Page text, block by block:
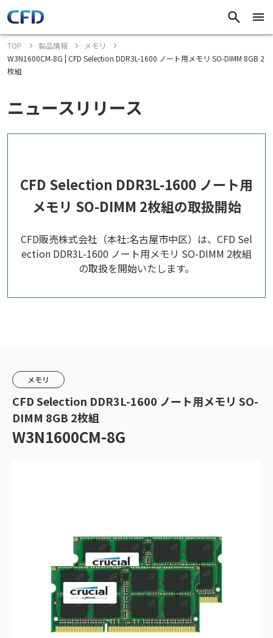
TOP 製品情報
メモリ
W3N1600CM-8G | CFD Selection DDR3L-1600 ノート用メモリ SO-DIMM 8GB 2
枚組
ニュースリリース
CFD Selection DDR3L-1600 ノート用
メモリ SO-DIMM 2枚組の取扱開始
CFD販売株式会社（本社:名古屋市中区）は、CFD Sel
ection DDR3L-1600 ノート用メモリ SO-DIMM 2枚組
の取扱を開始いたします。
メモリ
CFD Selection DDR3L-1600 ノート用メモリ SO-
DIMM 8GB 2枚組
W3N1600CM-8G